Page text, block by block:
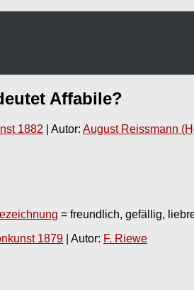
Affabile?
1882 | Autor: August Reissmann
= freundlich, gefällig,
1879 | Autor: F. Riewe